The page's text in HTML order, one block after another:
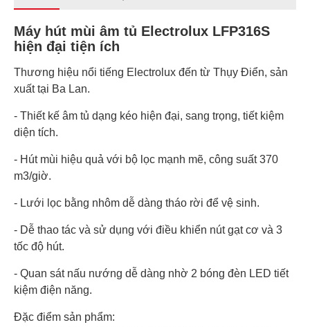
Tần số quét tối đa
Xuất Xứ & Bảo Hành
Bảo hành 24 tháng (02 năm)
Máy hút mùi âm tủ Electrolux LFP316S
hiện đại tiện ích
Thương hiệu nổi tiếng Electrolux đến từ Thụy Điển, sản
xuất tại Ba Lan.
- Thiết kế âm tủ dạng kéo hiện đại, sang trọng, tiết kiệm
diện tích.
- Hút mùi hiệu quả với bộ lọc mạnh mẽ, công suất 370
m3/giờ.
- Lưới lọc bằng nhôm dễ dàng tháo rời để vệ sinh.
- Dễ thao tác và sử dụng với điều khiển nút gạt cơ và 3
tốc độ hút.
- Quan sát nấu nướng dễ dàng nhờ 2 bóng đèn LED tiết
kiệm điện năng.
Đặc điểm sản phẩm: